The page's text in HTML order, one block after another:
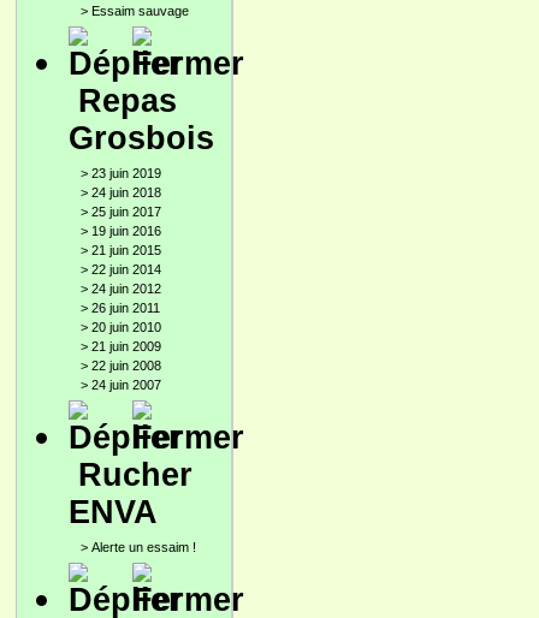
> Essaim sauvage
Repas
Grosbois
> 23 juin 2019
> 24 juin 2018
> 25 juin 2017
> 19 juin 2016
> 21 juin 2015
> 22 juin 2014
> 24 juin 2012
> 26 juin 2011
> 20 juin 2010
> 21 juin 2009
> 22 juin 2008
> 24 juin 2007
Rucher
ENVA
> Alerte un essaim !